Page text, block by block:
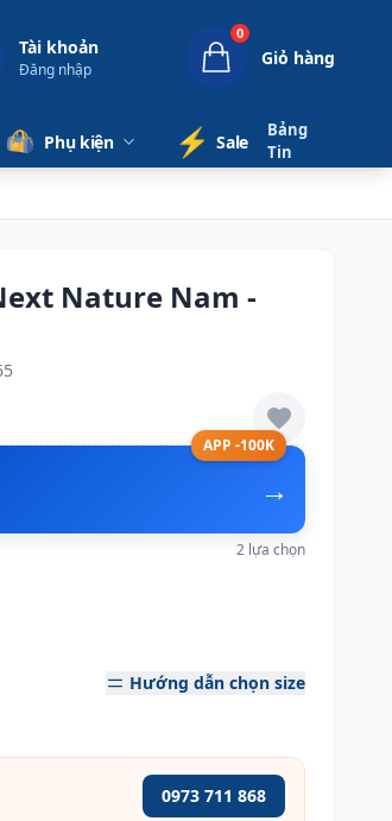
Tài khoản
Đăng nhập
0
Giỏ hàng
Phụ kiện ⚡️ Sale
Bảng
Tin
Nature Nam -
APP -100K
→
2 lựa chọn
Hướng dẫn chọn size
0973 711 868